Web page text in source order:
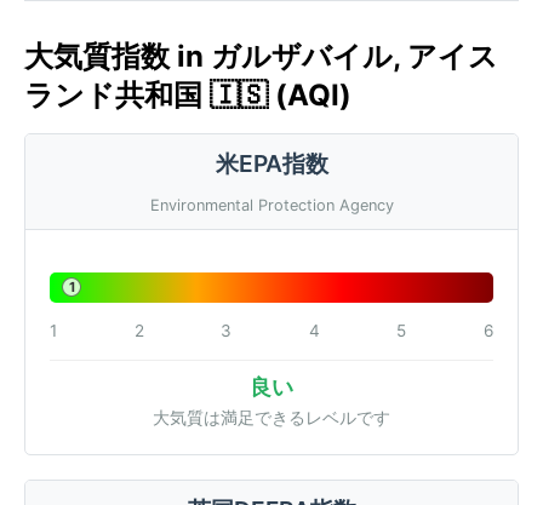
大気質指数 in ガルザバイル, アイス
ランド共和国 🇮🇸 (AQI)
米EPA指数
Environmental Protection Agency
1
1 2 3 4 5 6
良い
大気質は満足できるレベルです